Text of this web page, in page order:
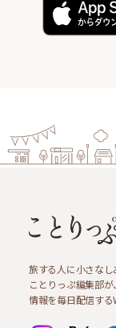
旅する人に小さなし
ことりっぷ編集部
情報を毎日配信する